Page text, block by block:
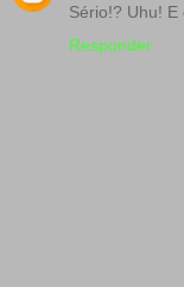
Sério!? Uhu! E
Responder